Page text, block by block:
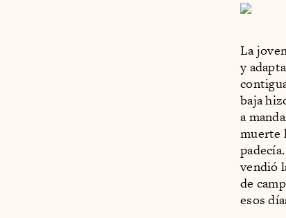
La
y
baja
a
muerte
vendió
de
esos